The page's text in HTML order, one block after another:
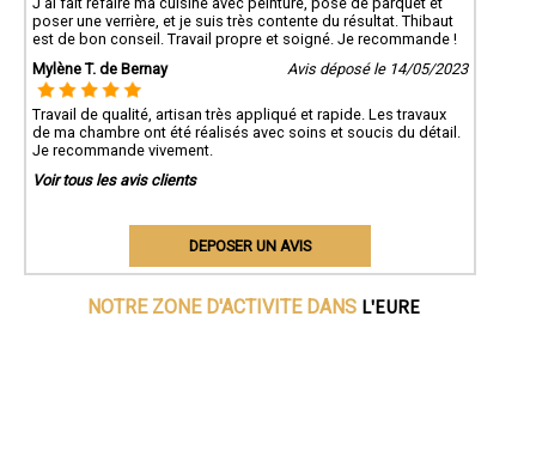
poser une verrière, et je suis très contente du résultat. Thibaut
est de bon conseil. Travail propre et soigné. Je recommande !
Mylène T. de Bernay
Avis déposé le 14/05/2023
Travail de qualité, artisan très appliqué et rapide. Les travaux
de ma chambre ont été réalisés avec soins et soucis du détail.
Je recommande vivement.
Voir tous les avis clients
DEPOSER UN AVIS
NOTRE ZONE D'ACTIVITE DANS L'EURE